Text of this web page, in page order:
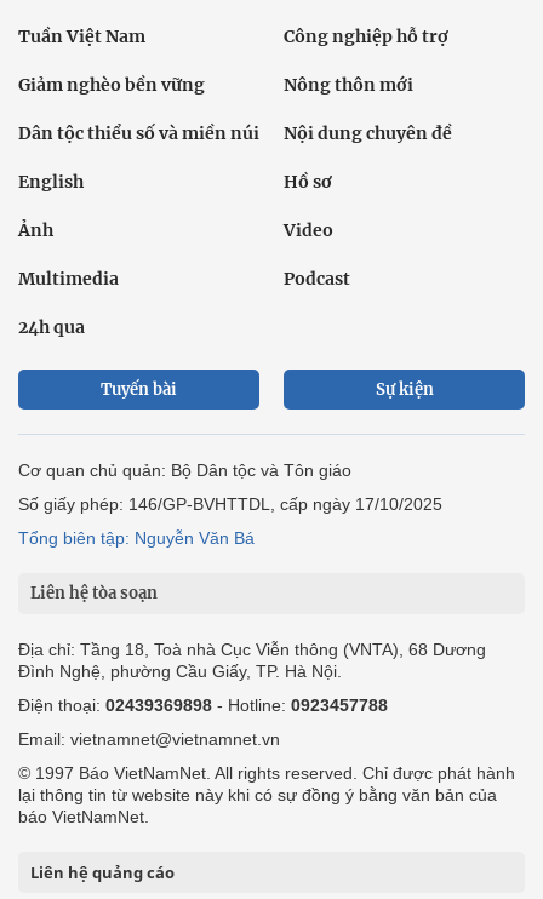
Tuần Việt Nam Công nghiệp hỗ trợ
Giảm nghèo bền vững Nông thôn mới
Dân tộc thiểu số và miền núi Nội dung chuyên đề
English Hồ sơ
Ảnh Video
Multimedia Podcast
24h qua
Tuyến bài Sự kiện
Cơ quan chủ quản: Bộ Dân tộc và Tôn giáo
Số giấy phép: 146/GP-BVHTTDL, cấp ngày 17/10/2025
Tổng biên tập: Nguyễn Văn Bá
Liên hệ tòa soạn
Địa chỉ: Tầng 18, Toà nhà Cục Viễn thông (VNTA), 68 Dương
Đình Nghệ, phường Cầu Giấy, TP. Hà Nội.
Điện thoại: 02439369898 - Hotline: 0923457788
Email: vietnamnet@vietnamnet.vn
© 1997 Báo VietNamNet. All rights reserved. Chỉ được phát hành
lại thông tin từ website này khi có sự đồng ý bằng văn bản của
báo VietNamNet.
Liên hệ quảng cáo